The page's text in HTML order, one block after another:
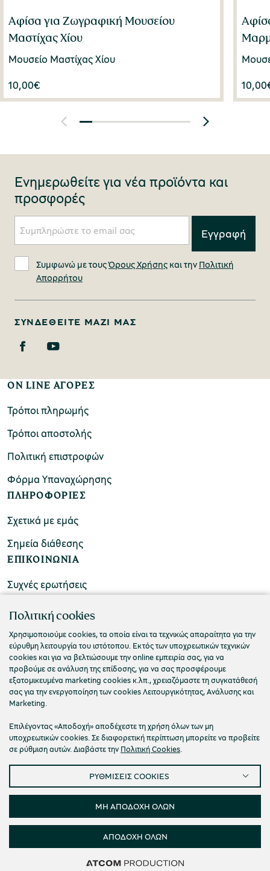
Αφίσα για Ζωγραφική Μουσείου
Μαστίχας Χίου
Μουσείο Μαστίχας Χίου
10,00€ 10,00
Ενημερωθείτε για νέα προϊόντα και
προσφορές
Συμφωνώ με τουςΌρους Χρήσης και την Πολιτική
Απορρήτου
ΣΥΝΔΕΘΕΊΤΕ ΜΑΖΊ ΜΑΣ
ON LINE ΑΓΟΡΕΣ
Τρόποι πληρωμής
Τρόποι αποστολής
Πολιτική επιστροφών
Φόρμα Υπαναχώρησης
ΠΛΗΡΟΦΟΡΙΕΣ
Σχετικά με εμάς
Σημεία διάθεσης
ΕΠΙΚΟΙΝΩΝΙΑ
Συχνές ερωτήσεις
Επικοινωνήστε μαζί μας
© 2026 Πολιτιστικό Ίδρυμα Ομίλου Πειραιώς
Πολιτική Απορρήτου Όροι Χρήσης
Cookies
Ρυθμίσεις Cookies
Προσβασιμότητα
Πολιτική cookies
Χρησιμοποιούμε cookies, τα οποία είναι τα τεχνικώς απαραίτητα για την
εύρυθμη λειτουργία του ιστότοπου. Εκτός των υποχρεωτικών τεχνικών
cookies και για να βελτιώσουμε την online εμπειρία σας, για να
προβούμε σε ανάλυση της επίδοσης, για να σας προσφέρουμε
εξατομικευμένα marketing cookies κ.λπ., χρειαζόμαστε τη συγκατάθεσή
σας για την ενεργοποίηση των cookies Λειτουργικότητας, Ανάλυσης και
Marketing.
Επιλέγοντας «Αποδοχή» αποδέχεστε τη χρήση όλων των μη
υποχρεωτικών cookies. Σε διαφορετική περίπτωση μπορείτε να προβείτε
σε ρύθμιση αυτών. Διαβάστε την Πολιτική Cookies.
ΡΥΘΜΙΣΕΙΣ COOKIES
ΜΗ ΑΠΟΔΟΧΗ ΟΛΩΝ
ΑΠΟΔΟΧΗ ΟΛΩΝ